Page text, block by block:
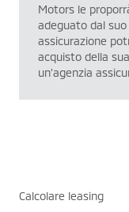
Motors le
adeguato dal
assicurazione
acquisto della
un’agenzia
Calcolare leasing